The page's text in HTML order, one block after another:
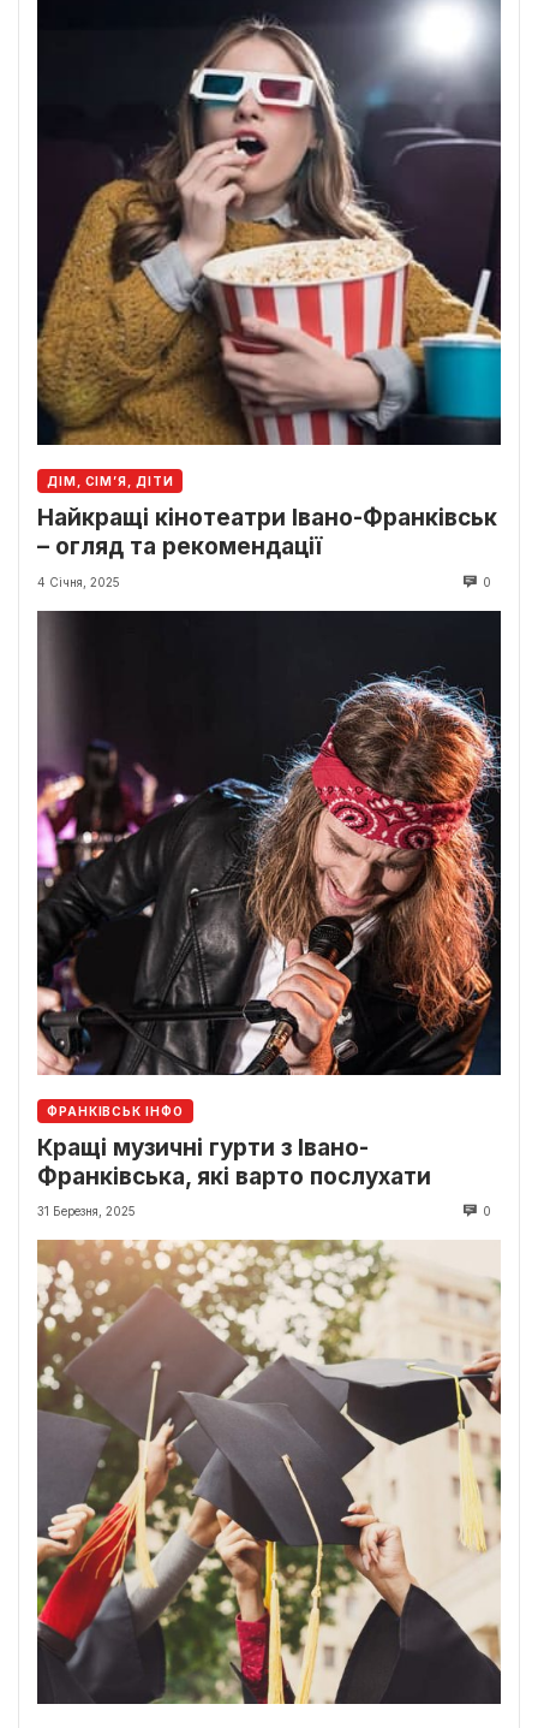
ДІМ, СІМ’Я, ДІТИ
Найкращі кінотеатри Івано-Франківськ
– огляд та рекомендації
4 Січня, 2025 0
ФРАНКІВСЬК ІНФО
Кращі музичні гурти з Івано-
Франківська, які варто послухати
31 Березня, 2025 0